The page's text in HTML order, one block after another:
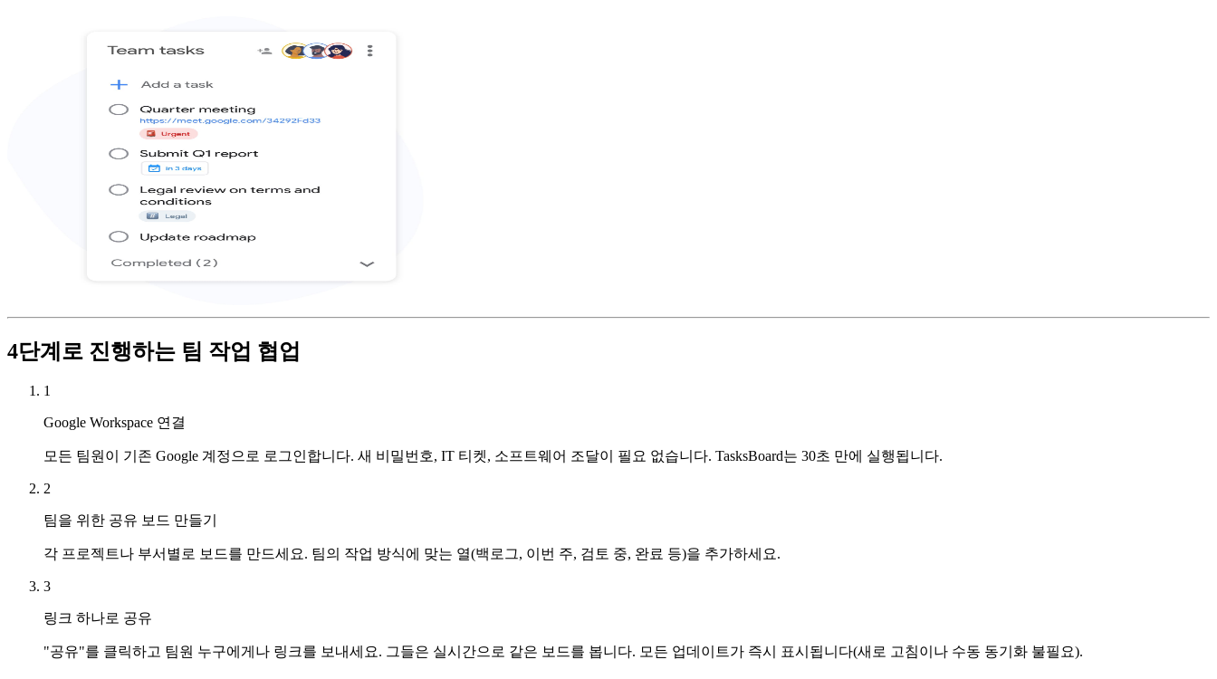
4단계로 진행하는 팀 작업 협업
1
Google Workspace 연결
모든 팀원이 기존 Google 계정으로 로그인합니다. 새 비밀번호, IT 티켓, 소프트웨어 조달이 필요 없습니다. TasksBoard는 30초 만에 실행됩니다.
2
팀을 위한 공유 보드 만들기
각 프로젝트나 부서별로 보드를 만드세요. 팀의 작업 방식에 맞는 열(백로그, 이번 주, 검토 중, 완료 등)을 추가하세요.
3
링크 하나로 공유
"공유"를 클릭하고 팀원 누구에게나 링크를 보내세요. 그들은 실시간으로 같은 보드를 봅니다. 모든 업데이트가 즉시 표시됩니다(새로 고침이나 수동 동기화 불필요).